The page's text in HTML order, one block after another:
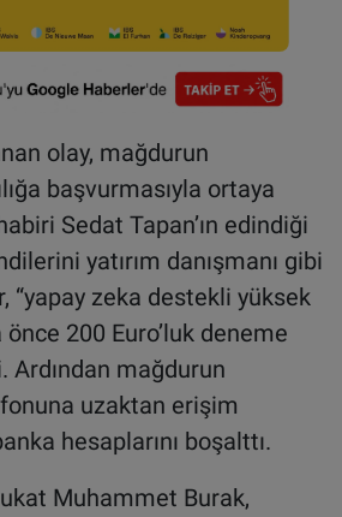
olay, mağdurun
başvurmasıyla ortaya
Sedat Tapan’ın edindiği
yatırım danışmanı gibi
“yapay zeka destekli yüksek
önce 200 Euro’luk deneme
Ardından mağdurun
uzaktan erişim
hesaplarını boşalttı.
Muhammet Burak,